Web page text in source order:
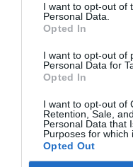
I want to opt-out of
Personal Data.
Opted In
I want to opt-out of
Personal Data for
Opted In
I want to opt-out of
Retention, Sale,
Personal Data that
Purposes for which
Opted Out
Cine Estreias HD